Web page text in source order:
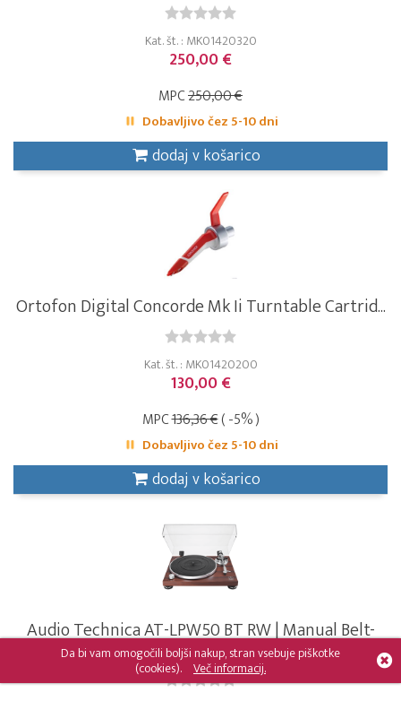
Kat. št. : MK01420320
250,00 €
MPC250,00 €
Dobavljivo čez 5-10 dni
dodaj v košarico
Ortofon Digital Concorde Mk Ii Turntable Cartrid...
Kat. št. : MK01420200
130,00 €
MPC136,36 €( -5% )
Dobavljivo čez 5-10 dni
dodaj v košarico
Audio Technica AT-LPW50 BT RW | Manual Belt-
driv...
Da bi vam omogočili boljši nakup, stran vsebuje piškotke
(cookies). Več informacij.